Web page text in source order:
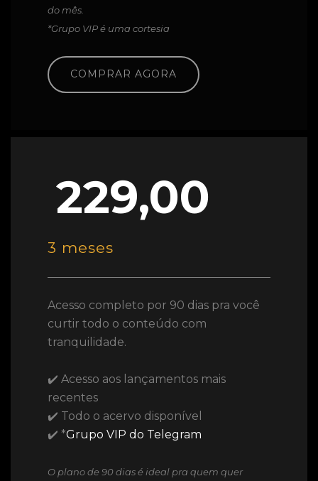
do mês.
*Grupo VIP é uma cortesia
COMPRAR AGORA
229,00
3 meses
Acesso completo por 90 dias pra você
curtir todo o conteúdo com
tranquilidade.
✔️ Acesso aos lançamentos mais
recentes
✔️ Todo o acervo disponível
✔️ *Grupo VIP do Telegram
O plano de 90 dias é ideal pra quem quer